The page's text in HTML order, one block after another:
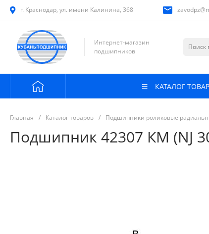
г. Краснодар, ул. имени Калинина, 368
Интернет-магазин
подшипников
КАТАЛОГ
Главная / Каталог товаров / Подшипники роликовые
Подшипник 42307 КМ (NJ